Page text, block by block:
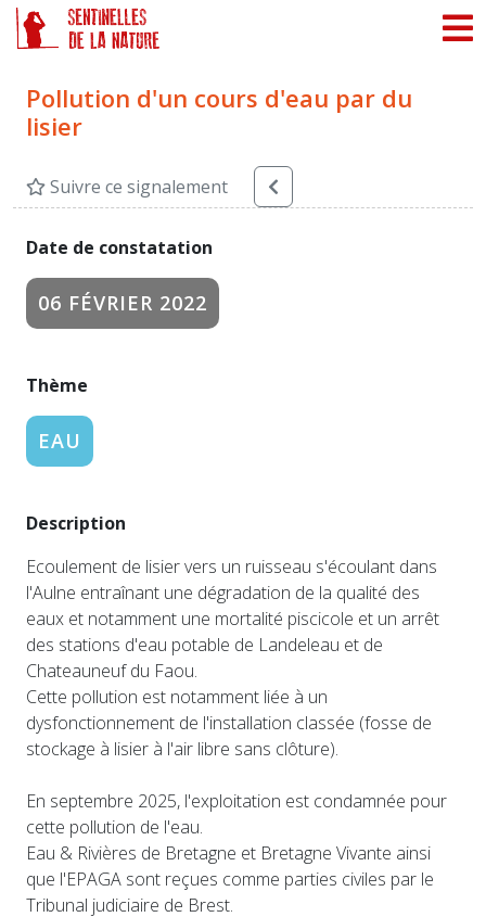
Pollution d'un cours d'eau par du
lisier
Suivre ce signalement
Date de constatation
06 FÉVRIER 2022
Thème
EAU
Description
Ecoulement de lisier vers un ruisseau s'écoulant dans
l'Aulne entraînant une dégradation de la qualité des
eaux et notamment une mortalité piscicole et un arrêt
des stations d'eau potable de Landeleau et de
Chateauneuf du Faou.
Cette pollution est notamment liée à un
dysfonctionnement de l'installation classée (fosse de
stockage à lisier à l'air libre sans clôture).
En septembre 2025, l'exploitation est condamnée pour
cette pollution de l'eau.
Eau & Rivières de Bretagne et Bretagne Vivante ainsi
que l'EPAGA sont reçues comme parties civiles par le
Tribunal judiciaire de Brest.
Panneau de gestion des cookies